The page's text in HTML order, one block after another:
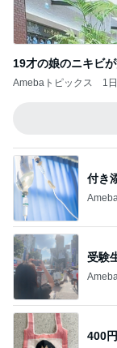
19才の娘のニキビ
Amebaトピックス 1
付き
受験
400